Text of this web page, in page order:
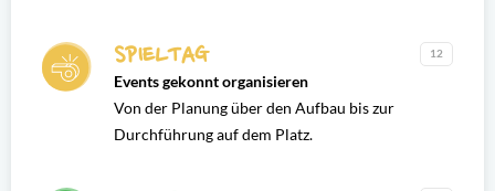
SPIELTAG 12
Events gekonnt organisieren
Von der Planung über den Aufbau bis zur
Durchführung auf dem Platz.